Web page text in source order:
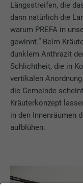
Längsstreifen, die
dann natürlich die
warum PREFA in
gewinnt.“ Beim
dunklem Anthrazit
Schlichtheit, die in
vertikalen
die Gemeinde
Kräuterkonzept
in den Innenräumen
aufblühen.